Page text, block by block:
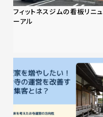
フィットネスジムの看板リニュ
ーアル